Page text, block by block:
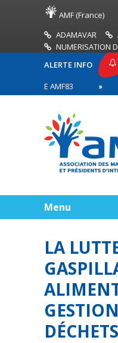
AMF (France)
ADAMAVAR
NUMERISATION
ALERTE INFO
PRESSE AMF83
en première ligne
Menu
LA
DÉCHETS